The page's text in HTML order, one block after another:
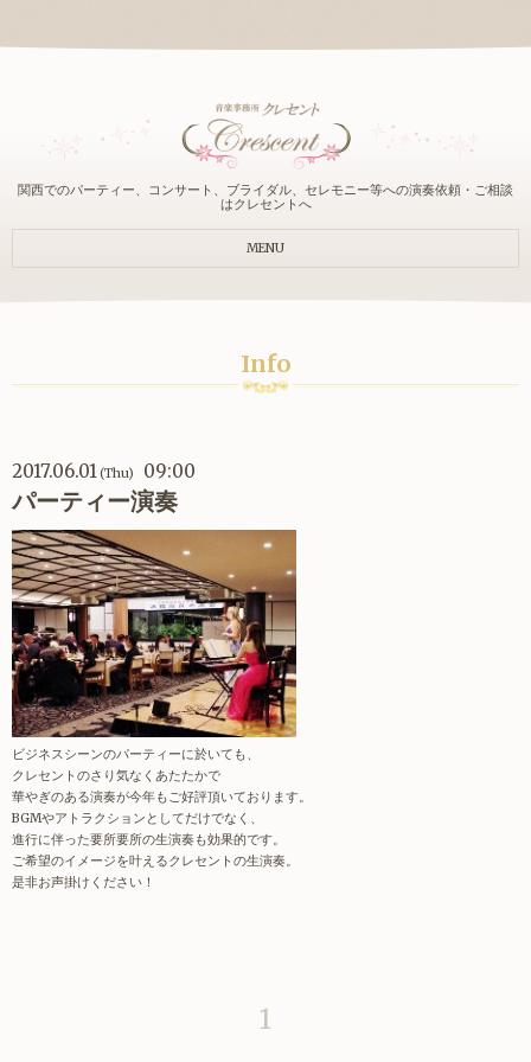
関西でのパーティー、コンサート、ブライダル、セレモニー等への演奏依頼・ご相談
はクレセントへ
MENU
Info
2017.06.01(Thu) 09:00
パーティー演奏
ビジネスシーンのパーティーに於いても、
クレセントのさり気なくあたたかで
華やぎのある演奏が今年もご好評頂いております。
BGMやアトラクションとしてだけでなく、
進行に伴った要所要所の生演奏も効果的です。
ご希望のイメージを叶えるクレセントの生演奏。
是非お声掛けください！
1